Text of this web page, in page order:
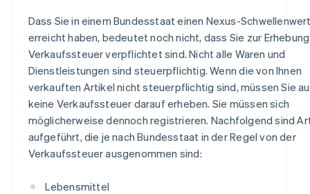
Dass Sie in einem Bundesstaat einen Nexus-
erreicht haben, bedeutet noch nicht, dass Sie zur
Verkaufssteuer verpflichtet sind. Nicht alle Waren und
Dienstleistungen sind steuerpflichtig. Wenn die von Ihnen
verkauften Artikel nicht steuerpflichtig sind, müssen Sie
keine Verkaufssteuer darauf erheben. Sie müssen sich
möglicherweise dennoch registrieren. Nachfolgend sind
aufgeführt, die je nach Bundesstaat in der Regel von der
Verkaufssteuer ausgenommen sind:
Lebensmittel